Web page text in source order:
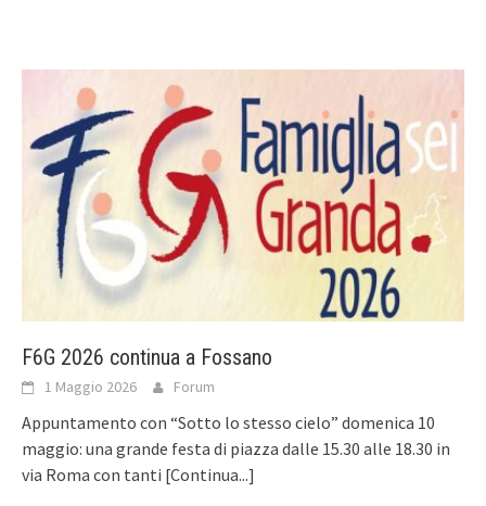
F6G 2026 continua a Fossano
1 Maggio 2026 Forum
Appuntamento con “Sotto lo stesso cielo” domenica 10
maggio: una grande festa di piazza dalle 15.30 alle 18.30 in
via Roma con tanti [Continua...]